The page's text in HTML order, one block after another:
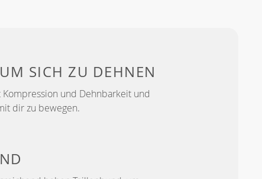
SICH ZU DEHNEN
und Dehnbarkeit und
dir zu bewegen.